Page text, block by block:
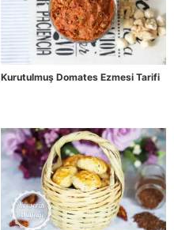
Kurutulmuş Domates Ezmesi Tarifi